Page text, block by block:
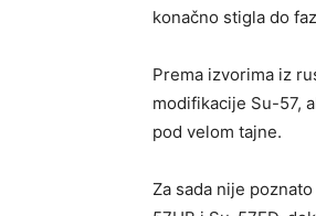
konačno stigla do
Prema izvorima iz
modifikacije Su-57,
pod velom tajne.
Za sada nije